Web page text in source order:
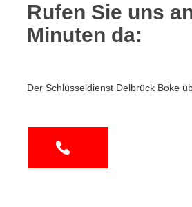
Rufen Sie uns
Minuten da:
Der Schlüsseldienst Delbrück Boke